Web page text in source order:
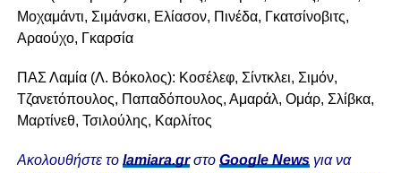
Μοχαμάντι, Σιμάνσκι, Ελίασον, Πινέδα, Γκατσίνοβιτς,
Αραούχο, Γκαρσία
ΠΑΣ Λαμία (Λ. Βόκολος): Κοσέλεφ, Σίντκλει, Σιμόν,
Τζανετόπουλος, Παπαδόπουλος, Αμαράλ, Ομάρ, Σλίβκα,
Μαρτίνεθ, Τσιλούλης, Καρλίτος
Ακολουθήστε το lamiara.grστο Google Newsγια να